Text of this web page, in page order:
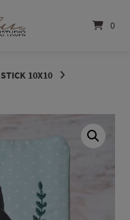
0
STICK 10X10